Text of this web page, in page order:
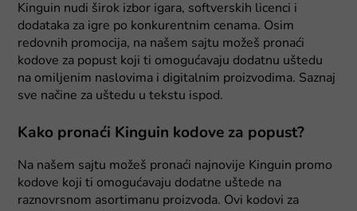
Kinguin nudi širok izbor igara, softverskih licenci i
dodataka za igre po konkurentnim cenama. Osim
redovnih promocija, na našem sajtu možeš pronaći
kodove za popust koji ti omogućavaju dodatnu uštedu
na omiljenim naslovima i digitalnim proizvodima. Saznaj
sve načine za uštedu u tekstu ispod.
Kako pronaći Kinguin kodove za popust?
Na našem sajtu možeš pronaći najnovije Kinguin promo
kodove koji ti omogućavaju dodatne uštede na
raznovrsnom asortimanu proizvoda. Ovi kodovi za